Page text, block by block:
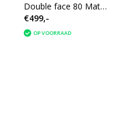
Double face 80 Mat
Zwart
€499,-
OP VOORRAAD